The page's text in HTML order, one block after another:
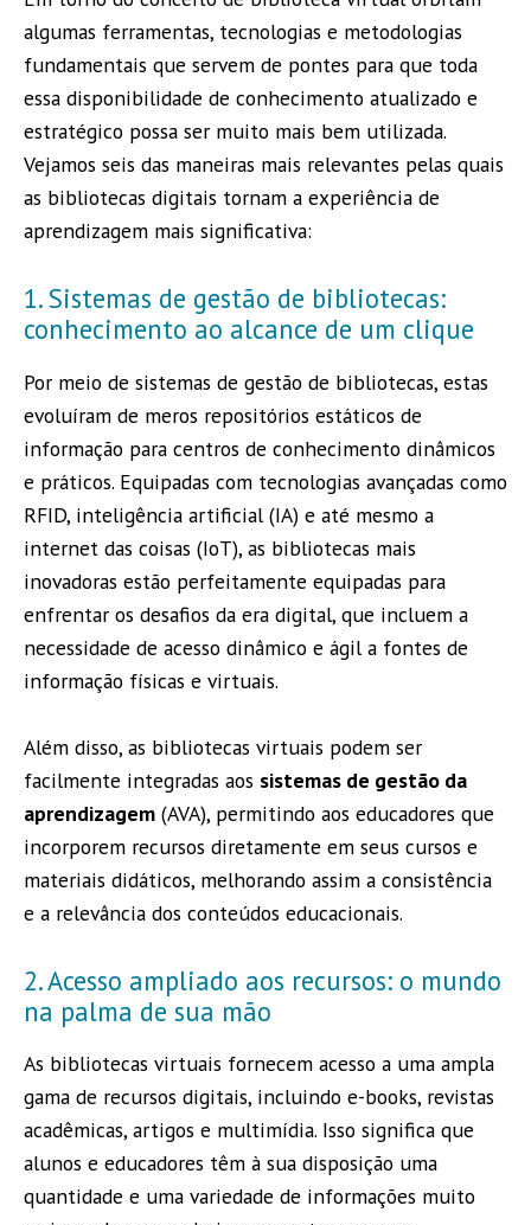
algumas ferramentas, tecnologias e metodologias
fundamentais que servem de pontes para que toda
essa disponibilidade de conhecimento atualizado e
estratégico possa ser muito mais bem utilizada.
Vejamos seis das maneiras mais relevantes pelas quais
as bibliotecas digitais tornam a experiência de
aprendizagem mais significativa:
1. Sistemas de gestão de bibliotecas:
conhecimento ao alcance de um clique
Por meio de sistemas de gestão de bibliotecas, estas
evoluíram de meros repositórios estáticos de
informação para centros de conhecimento dinâmicos
e práticos. Equipadas com tecnologias avançadas como
RFID, inteligência artificial (IA) e até mesmo a
internet das coisas (IoT), as bibliotecas mais
inovadoras estão perfeitamente equipadas para
enfrentar os desafios da era digital, que incluem a
necessidade de acesso dinâmico e ágil a fontes de
informação físicas e virtuais.
Além disso, as bibliotecas virtuais podem ser
facilmente integradas aos sistemas de gestão da
aprendizagem (AVA), permitindo aos educadores que
incorporem recursos diretamente em seus cursos e
materiais didáticos, melhorando assim a consistência
e a relevância dos conteúdos educacionais.
2. Acesso ampliado aos recursos: o mundo
na palma de sua mão
As bibliotecas virtuais fornecem acesso a uma ampla
gama de recursos digitais, incluindo e-books, revistas
acadêmicas, artigos e multimídia. Isso significa que
alunos e educadores têm à sua disposição uma
quantidade e uma variedade de informações muito